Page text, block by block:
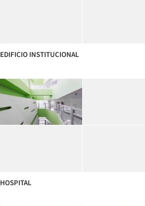
EDIFICIO INSTITUCIONAL
HOSPITAL